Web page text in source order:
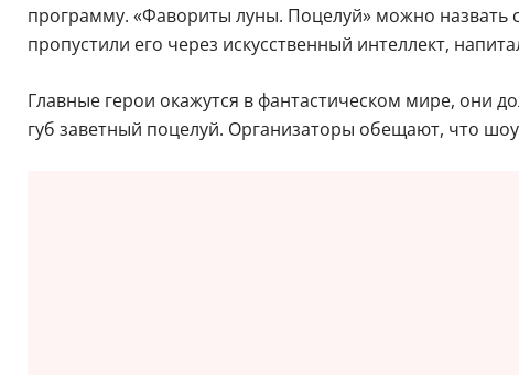
программу. «Фавориты луны. Поцелуй» можно
пропустили его через искусственный интеллект,
Главные герои окажутся в фантастическом мире, они
губ заветный поцелуй. Организаторы обещают, что